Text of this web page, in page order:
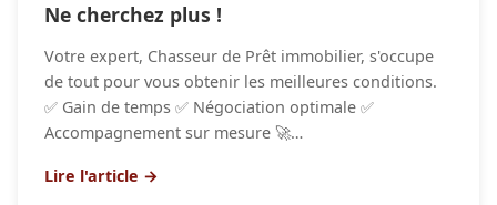
Ne cherchez plus !
Votre expert, Chasseur de Prêt immobilier, s'occupe
de tout pour vous obtenir les meilleures conditions.
✅ Gain de temps ✅ Négociation optimale ✅
Accompagnement sur mesure 🚀…
Lire l'article →